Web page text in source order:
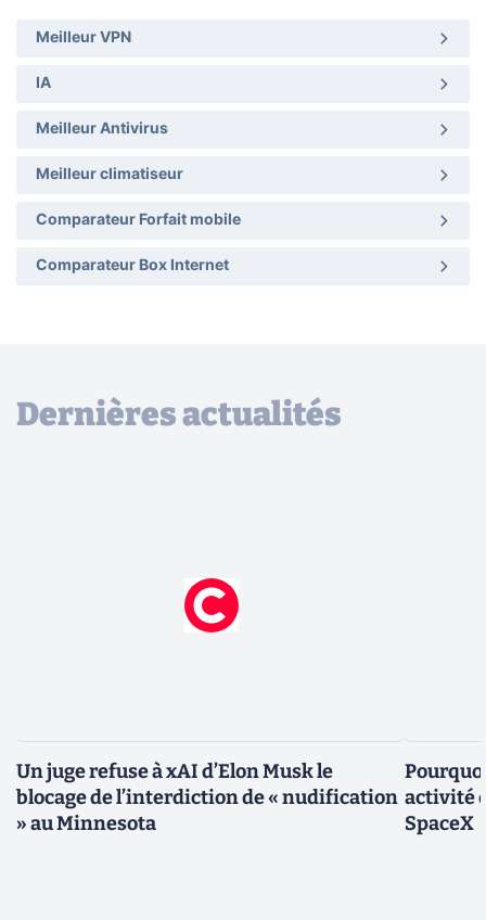
Meilleur VPN
IA
Meilleur Antivirus
Meilleur climatiseur
Comparateur Forfait mobile
Comparateur Box Internet
Dernières actualités
Un juge refuse à xAI d’Elon Musk le
blocage de l’interdiction de « nudification
» au Minnesota
activité
SpaceX